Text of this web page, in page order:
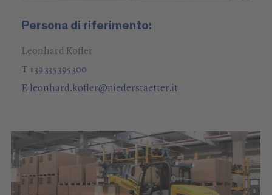
Persona di riferimento:
Leonhard Kofler
T +39 335 395 300
E leonhard.kofler@niederstaetter.it